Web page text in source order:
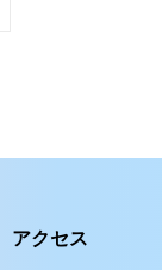
アクセス